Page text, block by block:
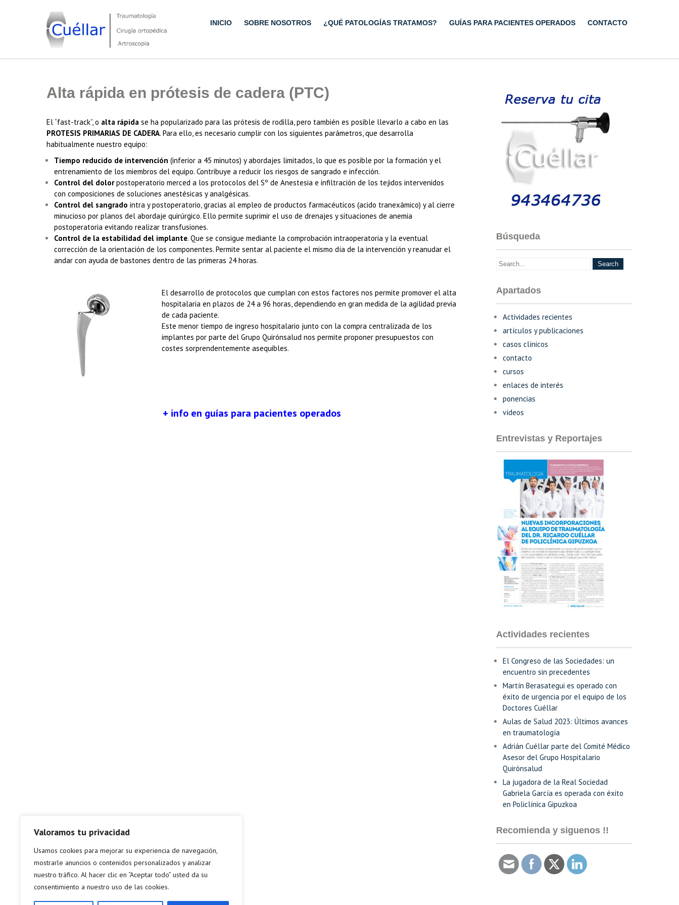
Valoramos tu privacidad
Usamos cookies para mejorar su experiencia de navegación,
mostrarle anuncios o contenidos personalizados y analizar
nuestro tráfico. Al hacer clic en “Aceptar todo” usted da su
consentimiento a nuestro uso de las cookies.
Traumatología, Cirugía ortopédica y Artroscopia
INICIO SOBRE NOSOTROS ¿QUÉ PATOLOGÍAS TRATAMOS? GUÍAS PARA PACIENTES OPERADOS CONTACTO
Alta rápida en prótesis de cadera (PTC)
El “fast-track”, o alta rápida se ha popularizado para las prótesis de rodilla, pero también es posible llevarlo a cabo en las
PROTESIS PRIMARIAS DE CADERA. Para ello, es necesario cumplir con los siguientes parámetros, que desarrolla
habitualmente nuestro equipo:
Tiempo reducido de intervención (inferior a 45 minutos) y abordajes limitados, lo que es posible por la formación y el
entrenamiento de los miembros del equipo. Contribuye a reducir los riesgos de sangrado e infección.
Control del dolorpostoperatorio merced a los protocolos del Sº de Anestesia e infiltración de los tejidos intervenidos
con composiciones de soluciones anestésicas y analgésicas.
Control del sangrado intra y postoperatorio, gracias al empleo de productos farmacéuticos (acido tranexámico) y al cierre
minucioso por planos del abordaje quirúrgico. Ello permite suprimir el uso de drenajes y situaciones de anemia
postoperatoria evitando realizar transfusiones.
Control de la estabilidad del implante. Que se consigue mediante la comprobación intraoperatoria y la eventual
corrección de la orientación de los componentes. Permite sentar al paciente el mismo día de la intervención y reanudar el
andar con ayuda de bastones dentro de las primeras 24 horas.
El desarrollo de protocolos que cumplan con estos factores nos permite promover el alta
hospitalaria en plazos de 24 a 96 horas, dependiendo en gran medida de la agilidad previa
de cada paciente.
Este menor tiempo de ingreso hospitalario junto con la compra centralizada de los
implantes por parte del Grupo Quirónsalud nos permite proponer presupuestos con
costes sorprendentemente asequibles.
+ info en guías para pacientes operados
Búsqueda
Apartados
Actividades recientes
artículos y publicaciones
casos clínicos
contacto
cursos
enlaces de interés
ponencias
vídeos
Entrevistas y Reportajes
Actividades recientes
El Congreso de las Sociedades: un
encuentro sin precedentes
Martín Berasategui es operado con
éxito de urgencia por el equipo de los
Doctores Cuéllar
Aulas de Salud 2023: Últimos avances
en traumatología
Adrián Cuéllar parte del Comité Médico
Asesor del Grupo Hospitalario
Quirónsalud
La jugadora de la Real Sociedad
Gabriela García es operada con éxito
en Policlínica Gipuzkoa
Recomienda y siguenos !!